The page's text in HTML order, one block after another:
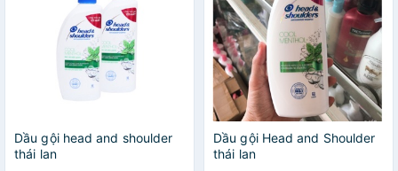
Dầu gội head and shoulder
thái lan
Dầu gội Head and Shoulder
thái lan